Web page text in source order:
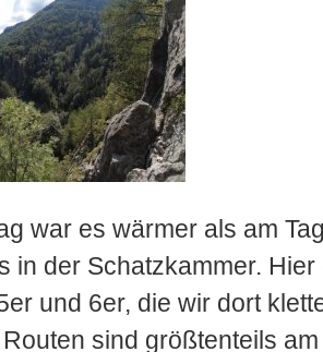
war es wärmer als am
in der Schatzkammer.
und 6er, die wir dort
sind größtenteils